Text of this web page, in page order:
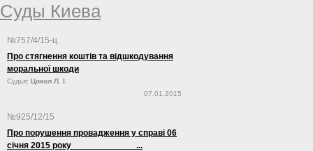
Суды Киева
№757/4/15-ц
Про стягнення коштів та відшкодування
моральної шкоди
Судья: Цокол Л. І.
07.01.2015
№925/12/15
Про порушення провадження у справі 06
січня 2015 року ...